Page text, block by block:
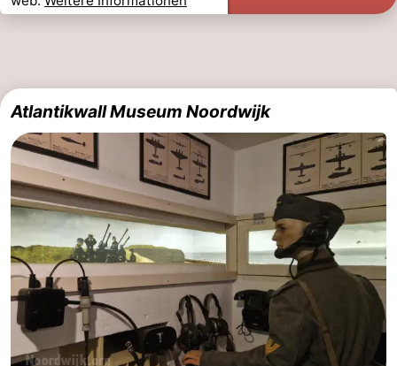
Atlantikwall Museum Noordwijk